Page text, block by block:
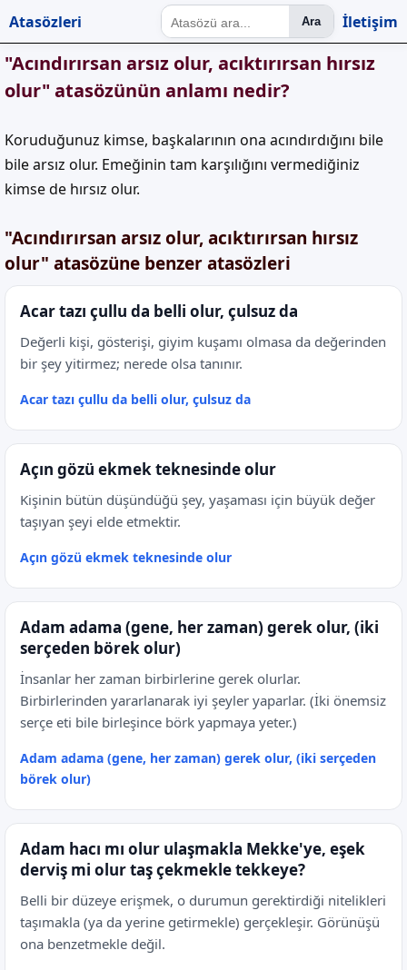
Atasözleri Ara İletişim
"Acındırırsan arsız olur, acıktırırsan hırsız
olur" atasözünün anlamı nedir?
Koruduğunuz kimse, başkalarının ona acındırdığını bile
bile arsız olur. Emeğinin tam karşılığını vermediğiniz
kimse de hırsız olur.
"Acındırırsan arsız olur, acıktırırsan hırsız
olur" atasözüne benzer atasözleri
Acar tazı çullu da belli olur, çulsuz da
Değerli kişi, gösterişi, giyim kuşamı olmasa da değerinden
bir şey yitirmez; nerede olsa tanınır.
Acar tazı çullu da belli olur, çulsuz da
Açın gözü ekmek teknesinde olur
Kişinin bütün düşündüğü şey, yaşaması için büyük değer
taşıyan şeyi elde etmektir.
Açın gözü ekmek teknesinde olur
Adam adama (gene, her zaman) gerek olur, (iki
serçeden börek olur)
İnsanlar her zaman birbirlerine gerek olurlar.
Birbirlerinden yararlanarak iyi şeyler yaparlar. (İki önemsiz
serçe eti bile birleşince börk yapmaya yeter.)
Adam adama (gene, her zaman) gerek olur, (iki serçeden
börek olur)
Adam hacı mı olur ulaşmakla Mekke'ye, eşek
derviş mi olur taş çekmekle tekkeye?
Belli bir düzeye erişmek, o durumun gerektirdiği nitelikleri
taşımakla (ya da yerine getirmekle) gerçekleşir. Görünüşü
ona benzetmekle değil.